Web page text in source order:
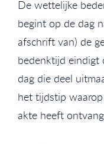
De wettelijke
begint op de dag
afschrift van) de
bedenktijd eindigt
dag die deel
het tijdstip
akte heeft